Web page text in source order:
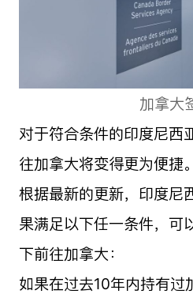
加拿大
对于符合条件的印度尼西
往加拿大将变得更为便捷。
根据最新的更新，印度尼
果满足以下任一条件，可
下前往加拿大：
如果在过去10年内持有过